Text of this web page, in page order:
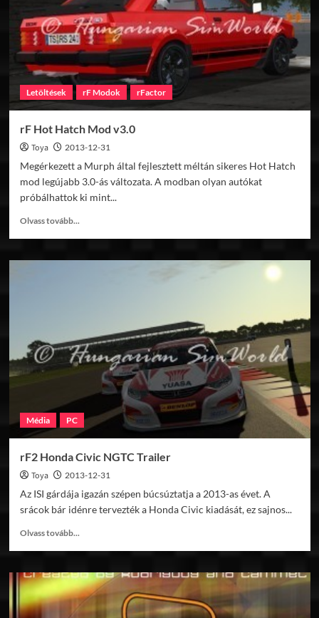
Letöltések rF Modok rFactor
rF Hot Hatch Mod v3.0
Toya 2013-12-31
Megérkezett a Murph által fejlesztett méltán sikeres Hot Hatch
mod legújabb 3.0-ás változata. A modban olyan autókat
próbálhattok ki mint...
Olvass tovább...
rF
Média PC
rF2 Honda Civic NGTC Trailer
Toya 2013-12-31
Az ISI gárdája igazán szépen búcsúztatja a 2013-as évet. A
srácok bár idénre tervezték a Honda Civic kiadását, ez sajnos...
Olvass tovább...
rF2
Honda
Civic
NGTC